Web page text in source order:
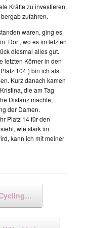
Kräfte zu investieren.
zufahren.
waren, ging es
Dort, wo es im letzten
diesmal alles gut.
letzten Körner in den
104 ) bin ich als
Kurz danach kamen
die am Tag
Distanz machte,
der Damen.
Platz 14 für den
wie stark im
kann ich mit meiner